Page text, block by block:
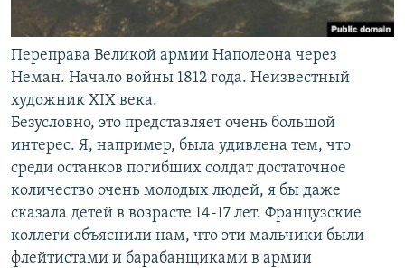
Переправа Великой армии Наполеона через
Неман. Начало войны 1812 года. Неизвестный
художник XIX века.
Безусловно, это представляет очень большой
интерес. Я, например, была удивлена тем, что
среди останков погибших солдат достаточное
количество очень молодых людей, я бы даже
сказала детей в возрасте 14-17 лет. Французские
коллеги объяснили нам, что эти мальчики были
флейтистами и барабанщиками в армии